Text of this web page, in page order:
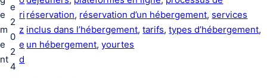
e
m
e
nt
e
2
0
2
4
ri
z
e
d
réservation, réservation d’un hébergement, services
inclus dans l’hébergement, tarifs, types d’hébergement
un hébergement, yourtes